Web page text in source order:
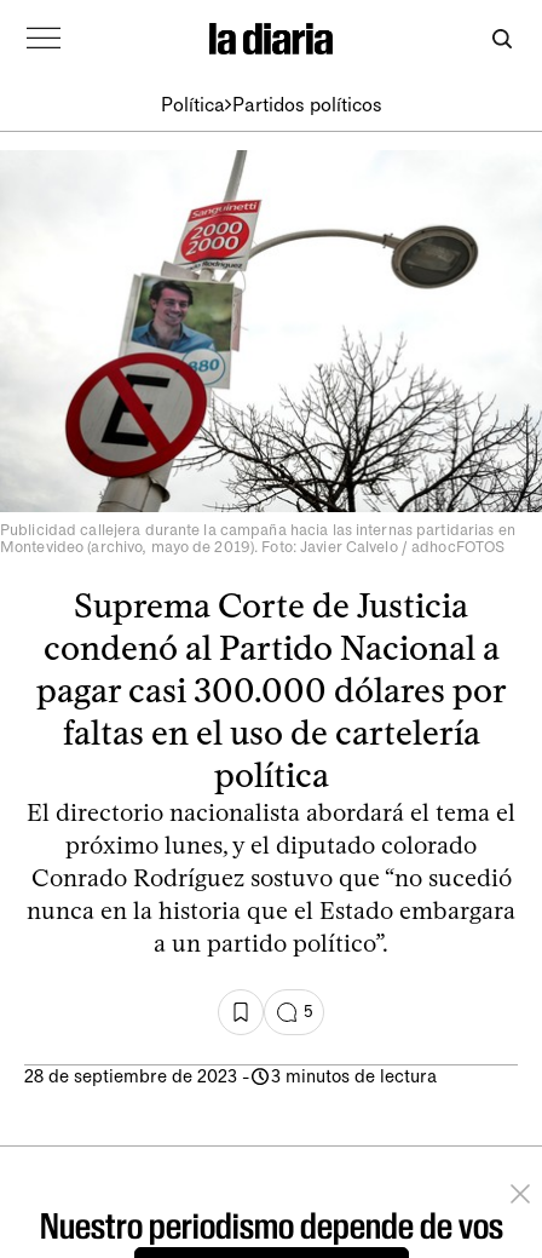
Política Partidos políticos
Publicidad callejera durante la campaña hacia las internas partidarias en
Montevideo (archivo, mayo de 2019). Foto: Javier Calvelo / adhocFOTOS
Suprema Corte de Justicia
condenó al Partido Nacional a
pagar casi 300.000 dólares por
faltas en el uso de cartelería
política
El directorio nacionalista abordará el tema el
próximo lunes, y el diputado colorado
Conrado Rodríguez sostuvo que “no sucedió
nunca en la historia que el Estado embargara
a un partido político”.
5
28 de septiembre de 2023 - 3 minutos de lectura
Nuestro periodismo depende de vos